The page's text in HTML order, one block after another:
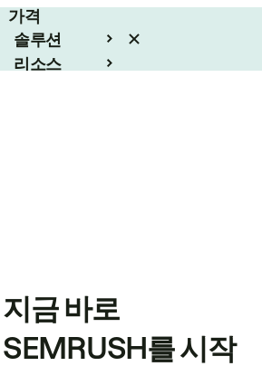
가격
솔루션
리소스
지금 바로
SEMRUSH를 시작